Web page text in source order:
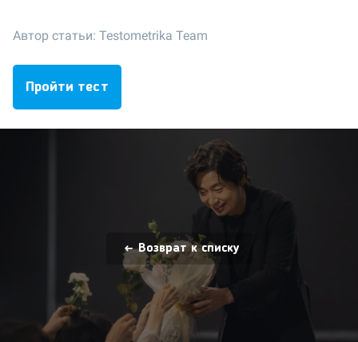
Автор статьи: Testometrika Team
Пройти тест
Возврат к списку